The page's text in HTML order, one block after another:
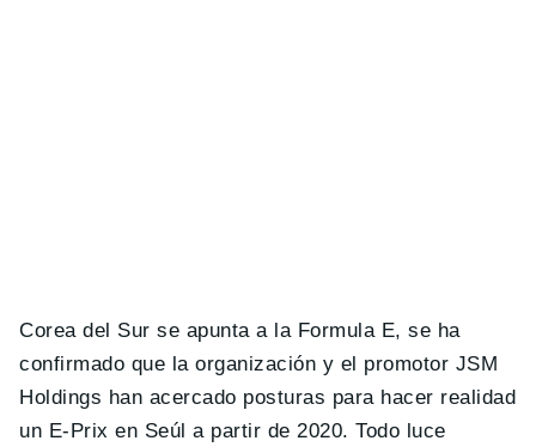
Corea del Sur se apunta a la Formula E, se ha
confirmado que la organización y el promotor JSM
Holdings han acercado posturas para hacer realidad
un E-Prix en Seúl a partir de 2020. Todo luce